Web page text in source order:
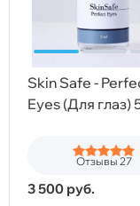
Skin Safe -
Eyes (Для глаз)
Отзывы 27
3 500 руб.